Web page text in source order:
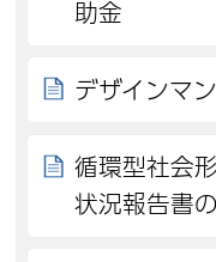
助金
デザインマ
循環型社会
状況報告書